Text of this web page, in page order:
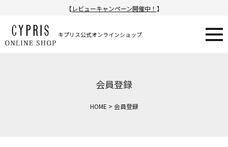
【レビューキャンペーン開催中！ 】
キプリス公式オンラインショップ
会員登録
HOME 会員登録